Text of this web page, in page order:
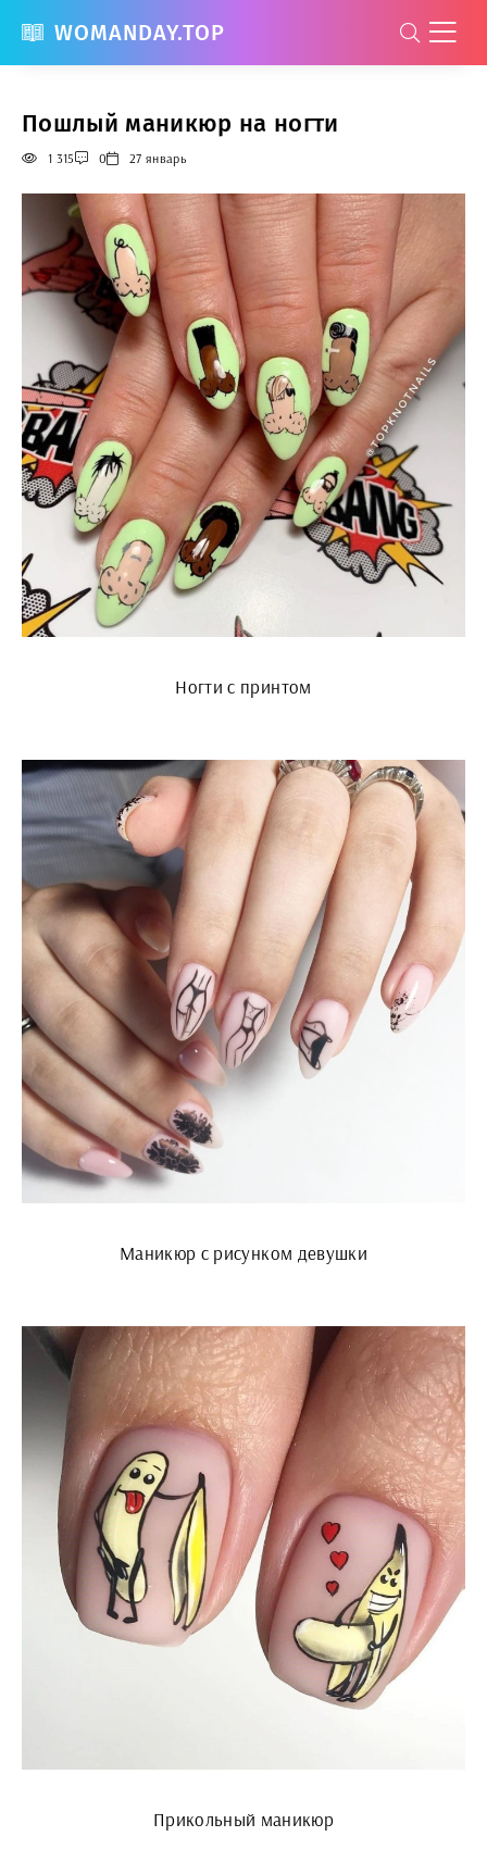
WOMANDAY.TOP
Пошлый маникюр на ногти
1 315 0 27 январь
Ногти с принтом
Маникюр с рисунком девушки
Прикольный маникюр